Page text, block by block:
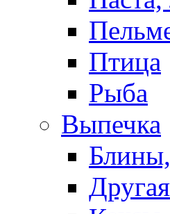
Птица
Рыба
Выпечка